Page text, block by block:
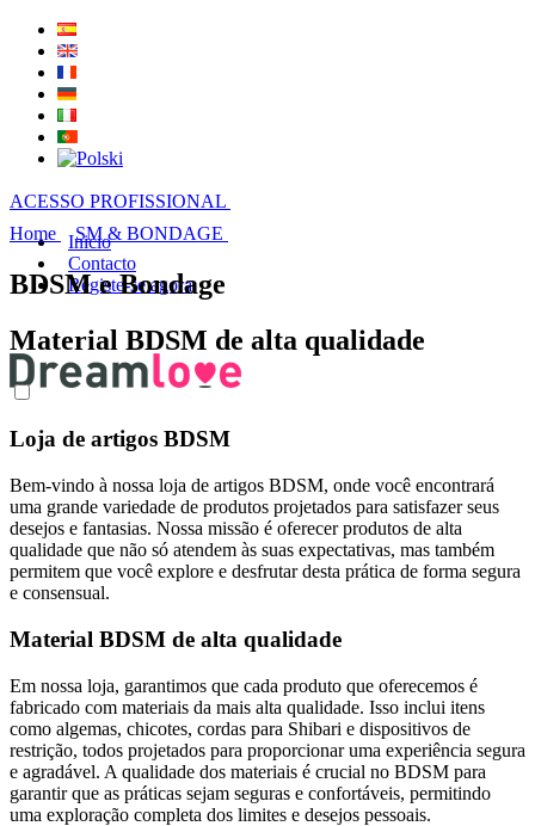
ACESSO PROFISSIONAL
Inicio
Contacto
Registe-se agora
Home SM & BONDAGE
BDSM e Bondage
Material BDSM de alta qualidade
Loja de artigos BDSM
Bem-vindo à nossa loja de artigos BDSM, onde você encontrará
uma grande variedade de produtos projetados para satisfazer seus
desejos e fantasias. Nossa missão é oferecer produtos de alta
qualidade que não só atendem às suas expectativas, mas também
permitem que você explore e desfrutar desta prática de forma segura
e consensual.
Material BDSM de alta qualidade
Em nossa loja, garantimos que cada produto que oferecemos é
fabricado com materiais da mais alta qualidade. Isso inclui itens
como algemas, chicotes, cordas para Shibari e dispositivos de
restrição, todos projetados para proporcionar uma experiência segura
e agradável. A qualidade dos materiais é crucial no BDSM para
garantir que as práticas sejam seguras e confortáveis, permitindo
uma exploração completa dos limites e desejos pessoais.